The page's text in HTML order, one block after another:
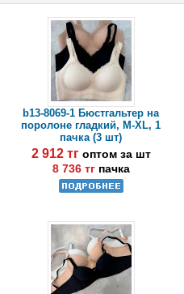
b13-8069-1 Бюстгальтер на
поролоне гладкий, M-XL, 1
пачка (3 шт)
2 912 тг оптом за шт
8 736 тг пачка